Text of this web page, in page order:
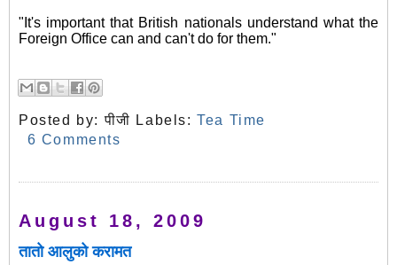
"It's important that British nationals understand what the
Foreign Office can and can't do for them."
Posted by:पीजी Labels:Tea Time
6 Comments
August 18, 2009
तातो आलुको करामत